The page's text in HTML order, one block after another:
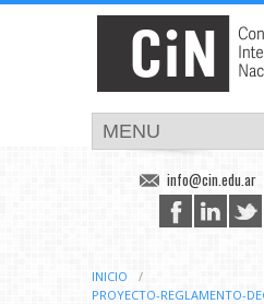
info@cin.edu.ar
INICIO
/
PROYECTO-REGLAMENTO-